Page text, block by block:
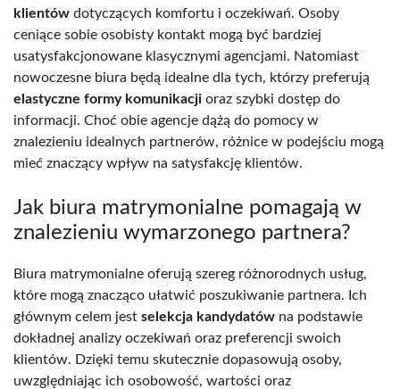
klientów dotyczących komfortu i oczekiwań. Osoby
ceniące sobie osobisty kontakt mogą być bardziej
usatysfakcjonowane klasycznymi agencjami. Natomiast
nowoczesne biura będą idealne dla tych, którzy preferują
elastyczne formy komunikacji oraz szybki dostęp do
informacji. Choć obie agencje dążą do pomocy w
znalezieniu idealnych partnerów, różnice w podejściu mogą
mieć znaczący wpływ na satysfakcję klientów.
Jak biura matrymonialne pomagają w
znalezieniu wymarzonego partnera?
Biura matrymonialne oferują szereg różnorodnych usług,
które mogą znacząco ułatwić poszukiwanie partnera. Ich
głównym celem jest selekcja kandydatów na podstawie
dokładnej analizy oczekiwań oraz preferencji swoich
klientów. Dzięki temu skutecznie dopasowują osoby,
uwzględniając ich osobowość, wartości oraz